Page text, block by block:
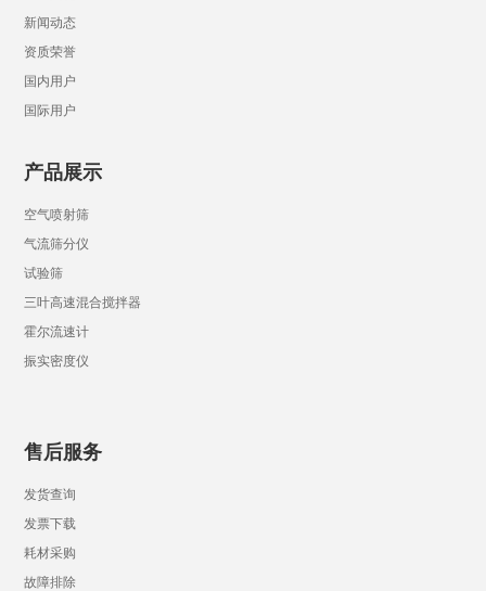
新闻动态
资质荣誉
国内用户
国际用户
产品展示
空气喷射筛
气流筛分仪
试验筛
三叶高速混合搅拌器
霍尔流速计
振实密度仪
售后服务
发货查询
发票下载
耗材采购
故障排除